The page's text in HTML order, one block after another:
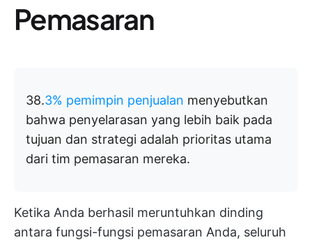
Pemasaran
38.3% pemimpin penjualan menyebutkan
bahwa penyelarasan yang lebih baik pada
tujuan dan strategi adalah prioritas utama
dari tim pemasaran mereka.
Ketika Anda berhasil meruntuhkan dinding
antara fungsi-fungsi pemasaran Anda, seluruh